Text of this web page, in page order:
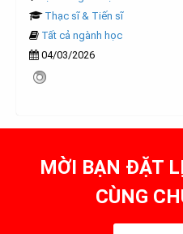
Thạc sĩ & Tiến sĩ
Tất cả ngành học
04/03/2026
MỜI BẠN ĐẶT
CÙNG